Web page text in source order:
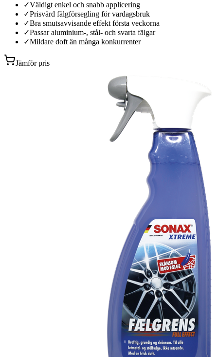
✓Väldigt enkel och snabb applicering
✓Prisvärd fälgförsegling för vardagsbruk
✓Bra smutsavvisande effekt första veckorna
✓Passar aluminium-, stål- och svarta fälgar
✓Mildare doft än många konkurrenter
Jämför pris